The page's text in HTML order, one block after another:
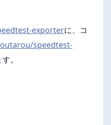
exporterに、コ
speedtest-
。